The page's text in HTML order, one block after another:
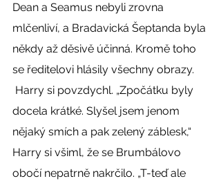
Dean a Seamus nebyli zrovna
mlčenliví, a Bradavická Šeptanda byla
někdy až děsivě účinná. Kromě toho
se ředitelovi hlásily všechny obrazy.
docela krátké. Slyšel jsem jenom
nějaký smích a pak zelený záblesk,“
Harry si všiml, že se Brumbálovo
obočí nepatrně nakrčilo. „T-teď ale